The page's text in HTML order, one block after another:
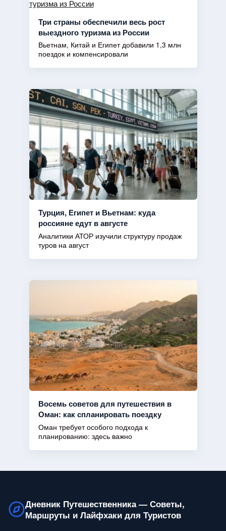
Три страны обеспечили весь рост
выездного туризма из России
Вьетнам, Китай и Египет добавили 1,3 млн
поездок и компенсировали
Турция, Египет и Вьетнам: куда
россияне едут в августе
Аналитики АТОР изучили структуру продаж
туров на август
Восемь советов для путешествия в
Оман: как спланировать поездку
Оман требует особого подхода к
планированию: здесь важно
Дневник Путешественника — Советы,
Маршруты и Лайфхаки для Туристов